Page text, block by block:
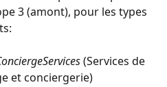
3 (amont), pour les types
(Services de
et conciergerie)